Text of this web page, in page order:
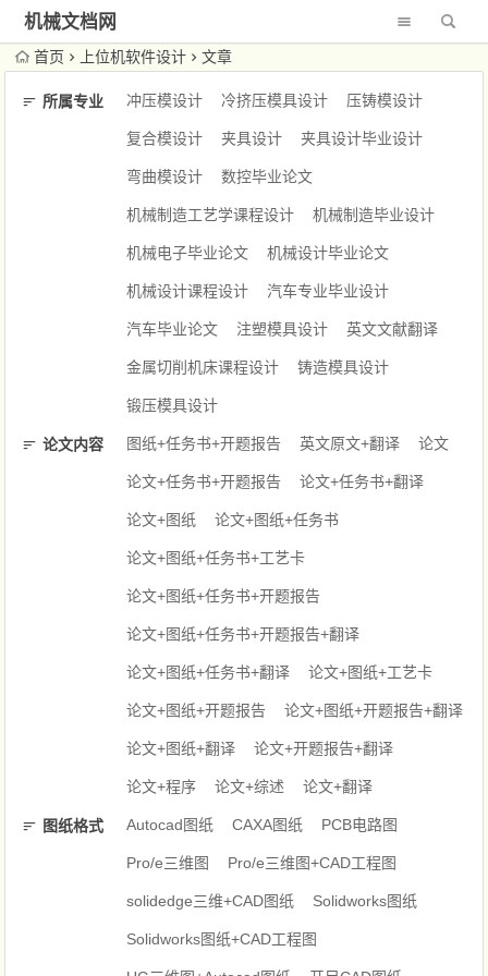
机械文档网
首页 上位机软件设计 文章
所属专业 冲压模设计 冷挤压模具设计 压铸模设计
复合模设计 夹具设计 夹具设计毕业设计
弯曲模设计 数控毕业论文
机械制造工艺学课程设计 机械制造毕业设计
机械电子毕业论文 机械设计毕业论文
机械设计课程设计 汽车专业毕业设计
汽车毕业论文 注塑模具设计 英文文献翻译
金属切削机床课程设计 铸造模具设计
锻压模具设计
论文内容 图纸+任务书+开题报告 英文原文+翻译 论文
论文+任务书+开题报告 论文+任务书+翻译
论文+图纸 论文+图纸+任务书
论文+图纸+任务书+工艺卡
论文+图纸+任务书+开题报告
论文+图纸+任务书+开题报告+翻译
论文+图纸+任务书+翻译 论文+图纸+工艺卡
论文+图纸+开题报告 论文+图纸+开题报告+翻译
论文+图纸+翻译 论文+开题报告+翻译
论文+程序 论文+综述 论文+翻译
图纸格式 Autocad图纸 CAXA图纸 PCB电路图
Pro/e三维图 Pro/e三维图+CAD工程图
solidedge三维+CAD图纸 Solidworks图纸
Solidworks图纸+CAD工程图